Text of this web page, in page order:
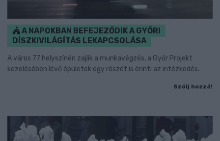
A NAPOKBAN BEFEJEZŐDIK A GYŐRI
DÍSZKIVILÁGÍTÁS LEKAPCSOLÁSA
A város 77 helyszínén zajlik a munkavégzés, a Győr Projekt
kezelésében lévő épületek egy részét is érinti az intézkedés.
Szólj hozzá!